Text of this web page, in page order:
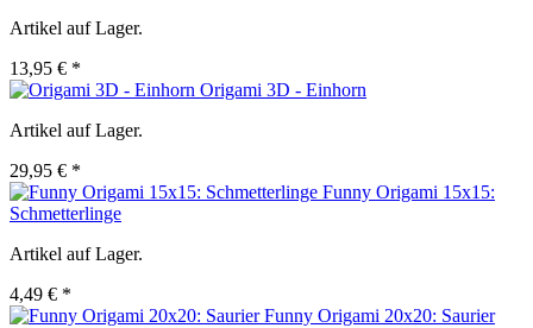
Artikel auf Lager.
13,95 € *
Origami 3D - Einhorn
Artikel auf Lager.
29,95 € *
Funny Origami 15x15:
Schmetterlinge
Artikel auf Lager.
4,49 € *
Funny Origami 20x20: Saurier